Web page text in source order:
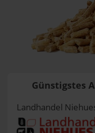
Günstigstes
Landhandel